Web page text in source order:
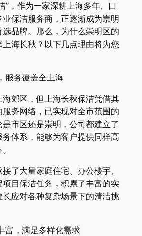
”，作为一家深耕上海多年、口
保洁服务商，正逐渐成为崇明
选品牌。那么，为什么崇明区的
海长秋？以下几点理由将为您
服务覆盖全上海
郊区，但上海长秋保洁凭借其
服务网络，已实现对全市范围的
市区还是崇明，公司都建立了
务体系，能够为客户提供同样高
了大量家庭住宅、办公楼宇、
目保洁任务，积累了丰富的实
应对各种复杂场景下的清洁挑
富，满足多样化需求